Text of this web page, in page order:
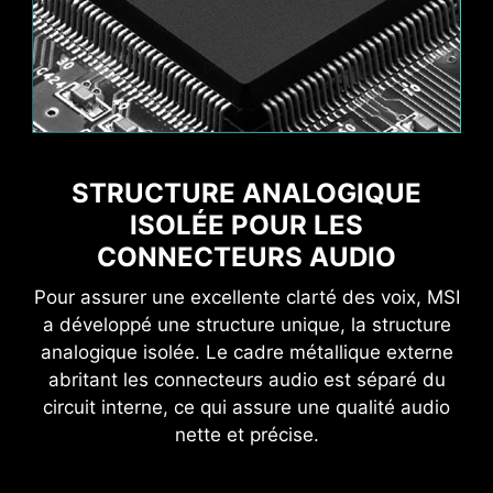
STRUCTURE ANALOGIQUE
ISOLÉE POUR LES
CONNECTEURS AUDIO
Pour assurer une excellente clarté des voix, MSI
a développé une structure unique, la structure
analogique isolée. Le cadre métallique externe
abritant les connecteurs audio est séparé du
circuit interne, ce qui assure une qualité audio
nette et précise.
Vague Statique
Flamme Respiration
AI Boost EXPO / A-XMP
AI Engine vous évite d'avoir à modifier les
paramètres manuellement en les optimisant
automatiquement de manière intelligente.
INTERFACE UTILISATEUR
EXCLUSIVE D'AIDA64 EXTREME